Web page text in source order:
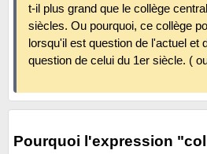
t-il plus grand que le collège
siècles. Ou pourquoi, ce collège
lorsqu'il est question de l'actuel et
question de celui du 1er siècle. (
Pourquoi l'expression